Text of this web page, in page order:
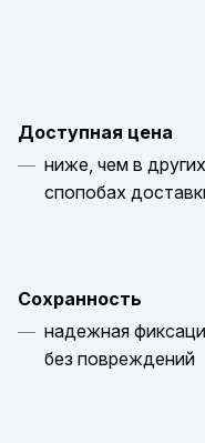
Доступная цена
ниже, чем в других
спопобах
Сохранность
надежная
без повреждений